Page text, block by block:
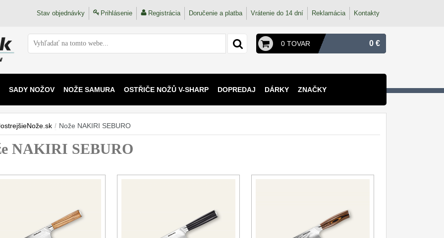
Stav objednávky Prihlásenie Registrácia Doručenie a platba Vrátenie do 14 dní Reklamácia Kontakty
0 TOVAR 0 €
SADY NOŽOV NOŽE SAMURA OSTŘIČE NOŽŮ V-SHARP DOPREDAJ DÁRKY ZNAČKY
/ Nože NAKIRI SEBURO
NAKIRI SEBURO